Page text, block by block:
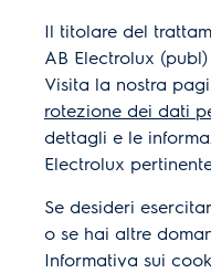
Il titolare del
AB Electrolux
Visita la nostra
rotezione dei dati
dettagli e le
Electrolux
Se desideri
o se hai altre
Informativa sui